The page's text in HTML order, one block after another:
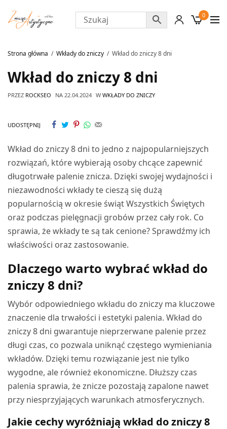
0
Strona główna Wkłady do zniczy Wkład do zniczy 8 dni
Wkład do zniczy 8 dni
PRZEZ ROCKSEO NA 22.04.2024 W WKŁADY DO ZNICZY
UDOSTĘPNIJ
Wkład do zniczy 8 dni to jedno z najpopularniejszych
rozwiązań, które wybierają osoby chcące zapewnić
długotrwałe palenie znicza. Dzięki swojej wydajności i
niezawodności wkłady te cieszą się dużą
popularnością w okresie świąt Wszystkich Świętych
oraz podczas pielęgnacji grobów przez cały rok. Co
sprawia, że wkłady te są tak cenione? Sprawdźmy ich
właściwości oraz zastosowanie.
Dlaczego warto wybrać wkład do
zniczy 8 dni?
Wybór odpowiedniego wkładu do zniczy ma kluczowe
znaczenie dla trwałości i estetyki palenia. Wkład do
zniczy 8 dni gwarantuje nieprzerwane palenie przez
długi czas, co pozwala uniknąć częstego wymieniania
wkładów. Dzięki temu rozwiązanie jest nie tylko
wygodne, ale również ekonomiczne. Dłuższy czas
palenia sprawia, że znicze pozostają zapalone nawet
przy niesprzyjających warunkach atmosferycznych.
Jakie cechy wyróżniają wkład do zniczy 8